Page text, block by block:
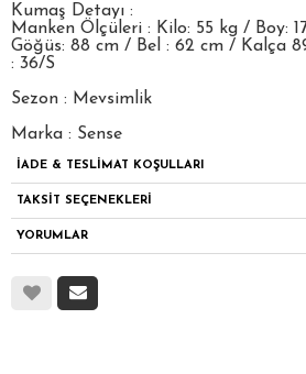
Kumaş Detayı :
Manken Ölçüleri : Kilo: 55 kg / Boy:
Göğüs: 88 cm / Bel : 62 cm / Kalça
: 36/S
Sezon : Mevsimlik
Marka : Sense
İADE & TESLİMAT KOŞULLARI
TAKSİT SEÇENEKLERİ
YORUMLAR